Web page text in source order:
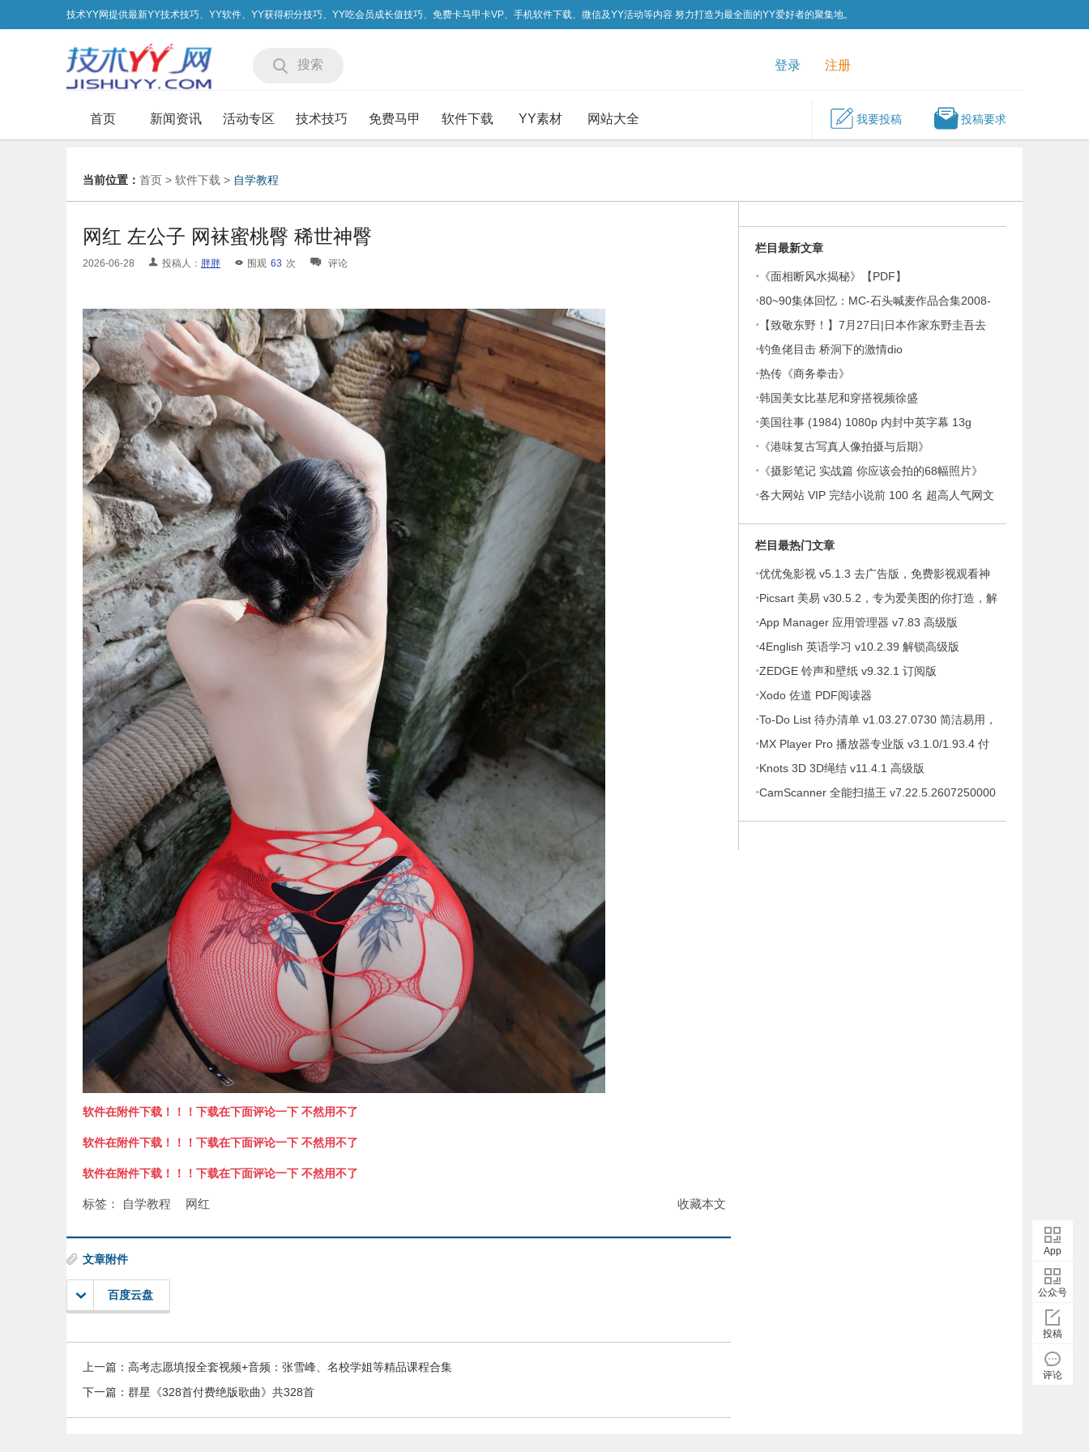
技术YY网提供最新YY技术技巧、YY软件、YY获得积分技巧、YY吃会员成长值技巧、免费卡马甲卡VP、手机软件下载、微信及YY活动等内容 努力打造为最全面的YY爱好者的聚集地。
搜索 登录 注册
首页 新闻资讯 活动专区 技术技巧 免费马甲 软件下载 YY素材 网站大全 我要投稿 投稿要求
当前位置： 首页 > 软件下载 > 自学教程
网红 左公子 网袜蜜桃臀 稀世神臀
2026-06-28 投稿人： 胖胖 围观 63 次 评论
软件在附件下载！！！下载在下面评论一下 不然用不了
软件在附件下载！！！下载在下面评论一下 不然用不了
软件在附件下载！！！下载在下面评论一下 不然用不了
收藏本文
标签： 自学教程 网红
文章附件
百度云盘
上一篇： 高考志愿填报全套视频+音频：张雪峰、名校学姐等精品课程合集
下一篇： 群星《328首付费绝版歌曲》共328首
栏目最新文章
· 《面相断风水揭秘》【PDF】
·80~90集体回忆：MC-石头喊麦作品合集2008-
2026
· 【致敬东野！】7月27日|日本作家东野圭吾去
世！东野圭吾196部作品集
·钓鱼佬目击 桥洞下的激情dio
·热传《商务拳击》
·韩国美女比基尼和穿搭视频徐盛
·美国往事 (1984) 1080p 内封中英字幕 13g
· 《港味复古写真人像拍摄与后期》
· 《摄影笔记 实战篇 你应该会拍的68幅照片》
·各大网站 VIP 完结小说前 100 名 超高人气网文
栏目最热门文章
·优优兔影视 v5.1.3 去广告版，免费影视观看神
器
·Picsart 美易 v30.5.2，专为爱美图的你打造，解
锁高级版
·App Manager 应用管理器 v7.83 高级版
·4English 英语学习 v10.2.39 解锁高级版
·ZEDGE 铃声和壁纸 v9.32.1 订阅版
·Xodo 佐道 PDF阅读器
·To-Do List 待办清单 v1.03.27.0730 简洁易用，
待办事项、时间管理软件，解锁专业版
·MX Player Pro 播放器专业版 v3.1.0/1.93.4 付
费专业版
·Knots 3D 3D绳结 v11.4.1 高级版
·CamScanner 全能扫描王 v7.22.5.2607250000
App
公众号
投稿
评论